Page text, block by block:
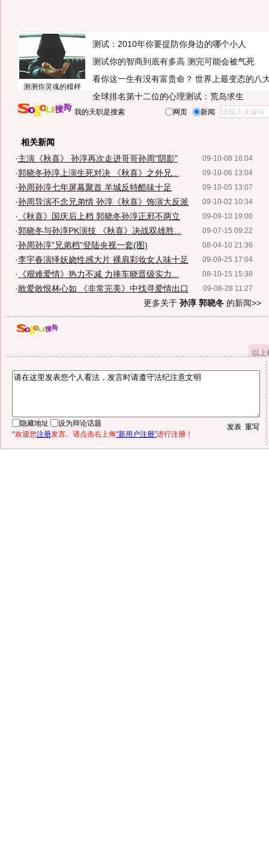
测测你灵魂的模样
测试：2010年你要提防你身边的哪个小人
测试你的智商到底有多高 测完可能会被气死
看你这一生有没有富贵命？ 世界上最变态的八
全球排名第十二位的心理测试：荒岛求生
我的天职是搜索 网页 新闻
相关新闻
09-10-08 16:04
·主演《秋喜》 孙淳再次走进哥哥孙周"阴影"
09-10-06 13:04
·郭晓冬孙淳上演生死对决 《秋喜》之外兄...
09-10-05 13:07
·孙周孙淳七年屏幕聚首 羊城反特酷味十足
09-10-02 10:34
·孙周导演不念兄弟情 孙淳《秋喜》饰演大反派
09-09-10 19:00
· 《秋喜》国庆后上档 郭晓冬孙淳正邪不两立
09-07-15 09:22
·郭晓冬与孙淳PK演技 《秋喜》决战双雄胜...
08-04-10 21:36
·孙周孙淳"兄弟档"登陆央视一套(图)
09-09-25 17:04
·李宇春演绎妖娆性感大片 裸肩彩妆女人味十足
08-10-15 15:38
· 《艰难爱情》热力不减 力捧车晓晋级实力...
09-08-28 11:27
·敢爱敢恨林心如 《非常完美》中找寻爱情出口
更多关于 孙淳 郭晓冬 的新闻>>
以
隐藏地址
设为辩论话题
*欢迎您注册发言。请点击右上角“新用户注册”进行注册！